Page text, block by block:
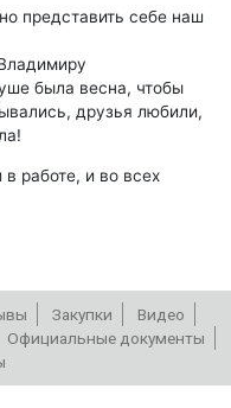
представить себе наш
была весна, чтобы
друзья любили,
работе, и во всех
Закупки
Видео
Официальные документы